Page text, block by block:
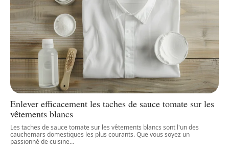
Enlever efficacement les taches de sauce tomate sur les
vêtements blancs
Les taches de sauce tomate sur les vêtements blancs sont l'un des
cauchemars domestiques les plus courants. Que vous soyez un
passionné de cuisine…